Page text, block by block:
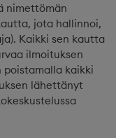
nimettömän
jota hallinnoi,
Kaikki sen kautta
ilmoituksen
kaikki
lähettänyt